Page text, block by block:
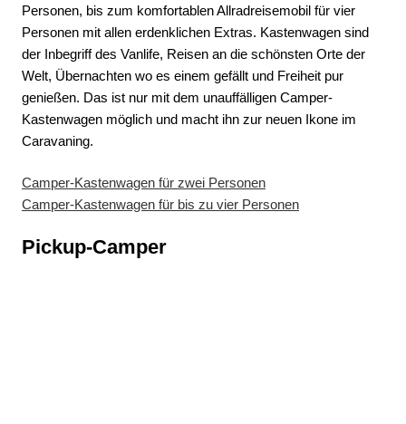
Personen, bis zum komfortablen Allradreisemobil für vier
Personen mit allen erdenklichen Extras. Kastenwagen sind
der Inbegriff des Vanlife, Reisen an die schönsten Orte der
Welt, Übernachten wo es einem gefällt und Freiheit pur
genießen. Das ist nur mit dem unauffälligen Camper-
Kastenwagen möglich und macht ihn zur neuen Ikone im
Caravaning.
Camper-Kastenwagen für zwei Personen
Camper-Kastenwagen für bis zu vier Personen
Pickup-Camper